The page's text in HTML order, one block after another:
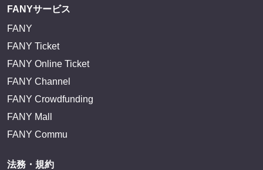
FANYサービス
FANY
FANY Ticket
FANY Online Ticket
FANY Channel
FANY Crowdfunding
FANY Mall
FANY Commu
法務・規約